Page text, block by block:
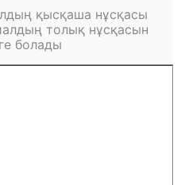
қысқаша нұсқасы
толық нұсқасын
болады